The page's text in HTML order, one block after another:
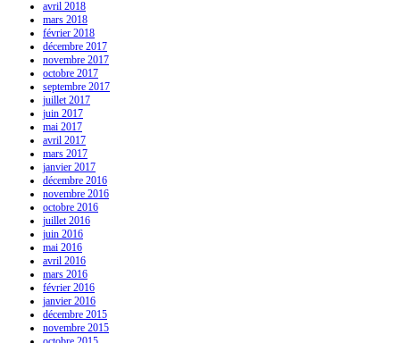
avril 2018
mars 2018
février 2018
décembre 2017
novembre 2017
octobre 2017
septembre 2017
juillet 2017
juin 2017
mai 2017
avril 2017
mars 2017
janvier 2017
décembre 2016
novembre 2016
octobre 2016
juillet 2016
juin 2016
mai 2016
avril 2016
mars 2016
février 2016
janvier 2016
décembre 2015
novembre 2015